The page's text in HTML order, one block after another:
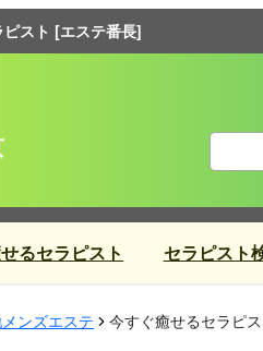
スト [エステ番長]
るセラピスト セラピスト
ンズエステ 今すぐ癒せるセラピ